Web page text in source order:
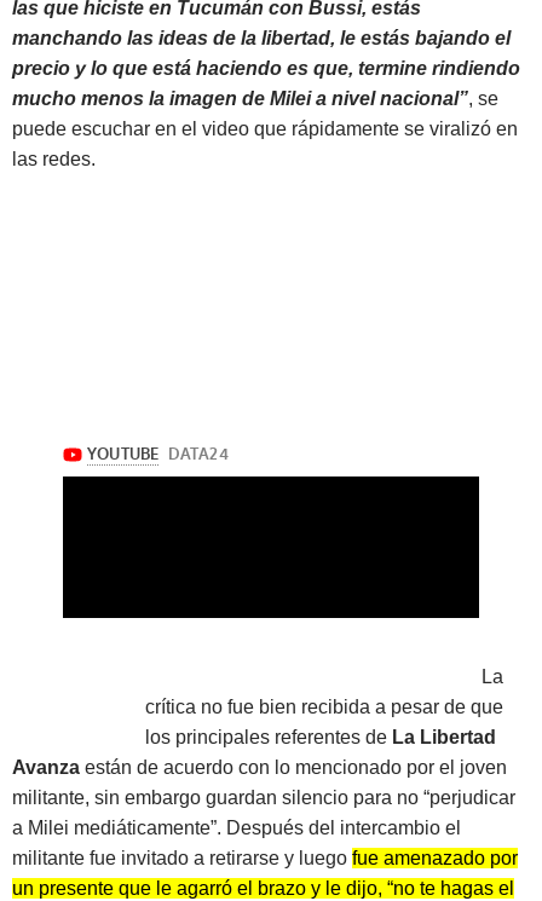
las que hiciste en Tucumán con Bussi, estás
manchando las ideas de la libertad, le estás bajando el
precio y lo que está haciendo es que, termine rindiendo
mucho menos la imagen de Milei a nivel nacional”, se
puede escuchar en el video que rápidamente se viralizó en
las redes.
La
crítica no fue bien recibida a pesar de que
los principales referentes de La Libertad
Avanza están de acuerdo con lo mencionado por el joven
militante, sin embargo guardan silencio para no “perjudicar
a Milei mediáticamente”. Después del intercambio el
militante fue invitado a retirarse y luego fue amenazado por
un presente que le agarró el brazo y le dijo, “no te hagas el